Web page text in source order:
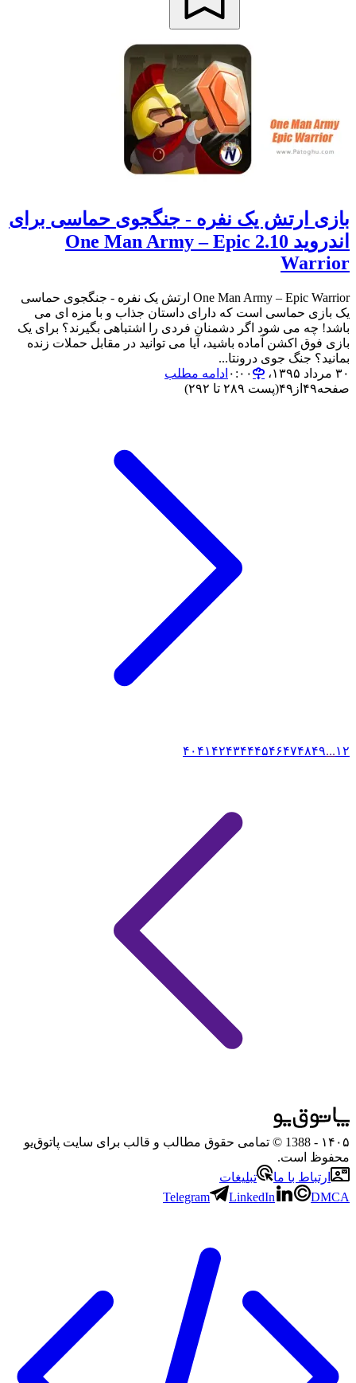
بازی ارتش یک نفره - جنگجوی حماسی برای
اندروید 2.10 One Man Army – Epic
Warrior
One Man Army – Epic Warrior ارتش یک نفره - جنگجوی حماسی
یک بازی حماسی است که دارای داستان جذاب و با مزه ای می
باشد! چه می شود اگر دشمنان فردی را اشتباهی بگیرند؟ برای یک
بازی فوق اکشن آماده باشید، آیا می توانید در مقابل حملات زنده
بمانید؟ جنگ جوی درونتا...
۳۰ مرداد ۱۳۹۵،‏ ۰:۰۰
ادامه مطلب
صفحه۴۹ از ۴۹(پست ۲۸۹ تا ۲۹۲)
۱۲ ... ۴۰۴۱۴۲۴۳۴۴۴۵۴۶۴۷۴۸۴۹
۱۴۰۵
- 1388 © تمامی حقوق مطالب و قالب برای سایت پاتوق‌یو
محفوظ است.
ارتباط با ما
تبلیغات
Telegram
LinkedIn DMCA